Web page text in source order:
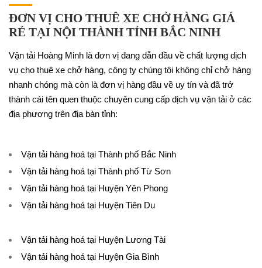
ĐƠN VỊ CHO THUÊ XE CHỞ HÀNG GIÁ
RẺ TẠI NỘI THÀNH TỈNH BẮC NINH
Vận tải Hoàng Minh là đơn vị đang dẫn đầu về chất lượng dịch
vụ cho thuê xe chở hàng, công ty chúng tôi không chỉ chở hàng
nhanh chóng mà còn là đơn vị hàng đầu về uy tín và đã trở
thành cái tên quen thuộc chuyên cung cấp dịch vụ vận tải ở các
địa phương trên địa bàn tỉnh:
Vận tải hàng hoá tại Thành phố Bắc Ninh
Vận tải hàng hoá tại Thành phố Từ Sơn
Vận tải hàng hoá tại Huyện Yên Phong
Vận tải hàng hoá tại Huyện Tiên Du
Vận tải hàng hoá tại Huyện Lương Tài
Vận tải hàng hoá tại Huyện Gia Bình